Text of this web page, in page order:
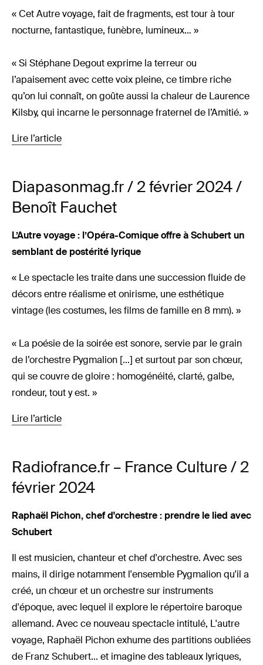
« Cet Autre voyage, fait de fragments, est tour à tour
nocturne, fantastique, funèbre, lumineux… »
« Si Stéphane Degout exprime la terreur ou
l’apaisement avec cette voix pleine, ce timbre riche
qu’on lui connaît, on goûte aussi la chaleur de Laurence
Kilsby, qui incarne le personnage fraternel de l’Amitié. »
Lire l’article
Diapasonmag.fr / 2 février 2024 /
Benoît Fauchet
L’Autre voyage : l’Opéra-Comique offre à Schubert un
semblant de postérité lyrique
« Le spectacle les traite dans une succession fluide de
décors entre réalisme et onirisme, une esthétique
vintage (les costumes, les films de famille en 8 mm). »
« La poésie de la soirée est sonore, servie par le grain
de l’orchestre Pygmalion […] et surtout par son chœur,
qui se couvre de gloire : homogénéité, clarté, galbe,
rondeur, tout y est. »
Lire l’article
Radiofrance.fr – France Culture / 2
février 2024
Raphaël Pichon, chef d'orchestre : prendre le lied avec
Schubert
Il est musicien, chanteur et chef d'orchestre. Avec ses
mains, il dirige notamment l'ensemble Pygmalion qu'il a
créé, un chœur et un orchestre sur instruments
d'époque, avec lequel il explore le répertoire baroque
allemand. Avec ce nouveau spectacle intitulé, L'autre
voyage, Raphaël Pichon exhume des partitions oubliées
de Franz Schubert... et imagine des tableaux lyriques,